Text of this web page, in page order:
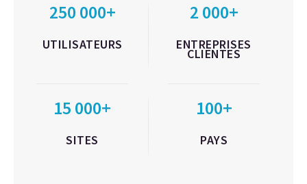
250 000+
UTILISATEURS
2 000+
ENTREPRISES
CLIENTES
15 000+
SITES
100+
PAYS